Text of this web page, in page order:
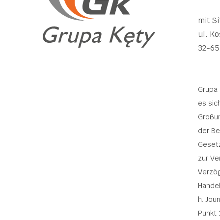
mit
ul.
32-
Grupa
es
der
zur
h.
Punkt